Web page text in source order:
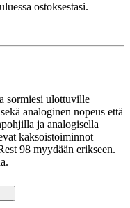
ostoksestasi.
sormiesi ulottuville
analoginen nopeus että
ja analogisella
kaksoistoiminnot
98 myydään erikseen.